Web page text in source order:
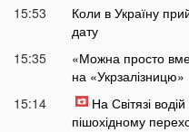
15:53
Коли в Україну
дату
15:35
«Можна просто
на «Укрзалізницю»
15:14
На Світязі
пішохідному